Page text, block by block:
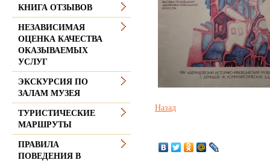
Назад
КНИГА ОТЗЫВОВ
НЕЗАВИСИМАЯ
ОЦЕНКА КАЧЕСТВА
ОКАЗЫВАЕМЫХ
УСЛУГ
ЭКСКУРСИЯ ПО
ЗАЛАМ МУЗЕЯ
ТУРИСТИЧЕСКИЕ
МАРШРУТЫ
ПРАВИЛА
ПОВЕДЕНИЯ В